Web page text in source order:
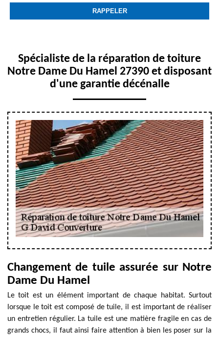
Spécialiste de la réparation de toiture
Notre Dame Du Hamel 27390 et disposant
d'une garantie décénalle
Changement de tuile assurée sur Notre
Dame Du Hamel
Le toit est un élément important de chaque habitat. Surtout
lorsque le toit est composé de tuile, il est important de réaliser
un entretien régulier. La tuile est une matière fragile en cas de
grands chocs, il faut ainsi faire attention à bien les poser sur la